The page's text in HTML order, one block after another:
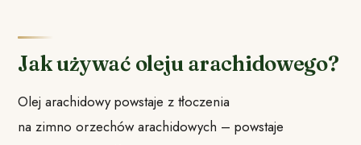
Jak używać oleju arachidowego?
Olej arachidowy powstaje z tłoczenia
na zimno orzechów arachidowych – powstaje